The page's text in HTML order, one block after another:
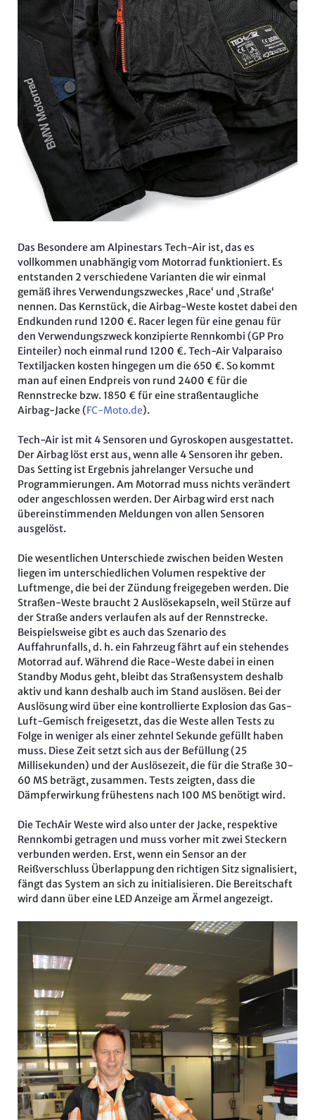
Das Besondere am Alpinestars Tech-Air ist, das es
vollkommen unabhängig vom Motorrad funktioniert. Es
entstanden 2 verschiedene Varianten die wir einmal
gemäß ihres Verwendungszweckes ‚Race‘ und ‚Straße‘
nennen. Das Kernstück, die Airbag-Weste kostet dabei den
Endkunden rund 1200 €. Racer legen für eine genau für
den Verwendungszweck konzipierte Rennkombi (GP Pro
Einteiler) noch einmal rund 1200 €. Tech-Air Valparaiso
Textiljacken kosten hingegen um die 650 €. So kommt
man auf einen Endpreis von rund 2400 € für die
Rennstrecke bzw. 1850 € für eine straßentaugliche
Airbag-Jacke (FC-Moto.de).
Tech-Air ist mit 4 Sensoren und Gyroskopen ausgestattet.
Der Airbag löst erst aus, wenn alle 4 Sensoren ihr geben.
Das Setting ist Ergebnis jahrelanger Versuche und
Programmierungen. Am Motorrad muss nichts verändert
oder angeschlossen werden. Der Airbag wird erst nach
übereinstimmenden Meldungen von allen Sensoren
ausgelöst.
Die wesentlichen Unterschiede zwischen beiden Westen
liegen im unterschiedlichen Volumen respektive der
Luftmenge, die bei der Zündung freigegeben werden. Die
Straßen-Weste braucht 2 Auslösekapseln, weil Stürze auf
der Straße anders verlaufen als auf der Rennstrecke.
Beispielsweise gibt es auch das Szenario des
Auffahrunfalls, d. h. ein Fahrzeug fährt auf ein stehendes
Motorrad auf. Während die Race-Weste dabei in einen
Standby Modus geht, bleibt das Straßensystem deshalb
aktiv und kann deshalb auch im Stand auslösen. Bei der
Auslösung wird über eine kontrollierte Explosion das Gas-
Luft-Gemisch freigesetzt, das die Weste allen Tests zu
Folge in weniger als einer zehntel Sekunde gefüllt haben
muss. Diese Zeit setzt sich aus der Befüllung (25
Millisekunden) und der Auslösezeit, die für die Straße 30-
60 MS beträgt, zusammen. Tests zeigten, dass die
Dämpferwirkung frühestens nach 100 MS benötigt wird.
Die TechAir Weste wird also unter der Jacke, respektive
Rennkombi getragen und muss vorher mit zwei Steckern
verbunden werden. Erst, wenn ein Sensor an der
Reißverschluss Überlappung den richtigen Sitz signalisiert,
fängt das System an sich zu initialisieren. Die Bereitschaft
wird dann über eine LED Anzeige am Ärmel angezeigt.